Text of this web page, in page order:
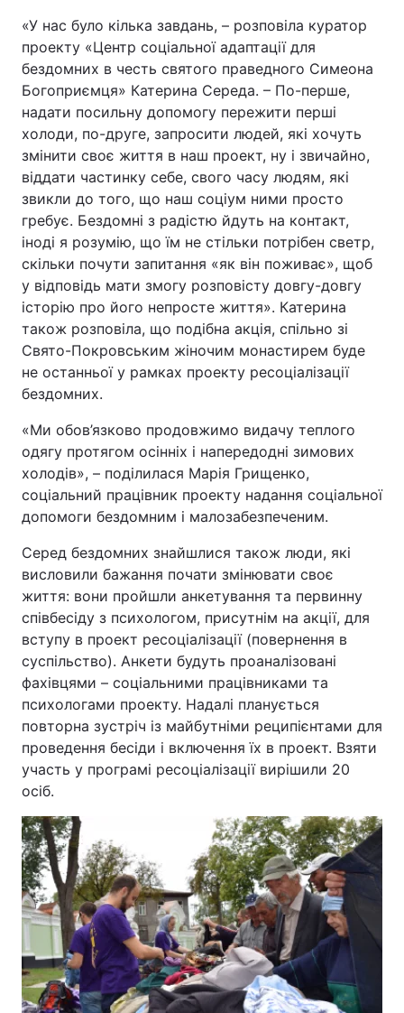
«У нас було кілька завдань, – розповіла куратор
проекту «Центр соціальної адаптації для
бездомних в честь святого праведного Симеона
Богоприємця» Катерина Середа. – По-перше,
надати посильну допомогу пережити перші
холоди, по-друге, запросити людей, які хочуть
змінити своє життя в наш проект, ну і звичайно,
віддати частинку себе, свого часу людям, які
звикли до того, що наш соціум ними просто
гребує. Бездомні з радістю йдуть на контакт,
іноді я розумію, що їм не стільки потрібен светр,
скільки почути запитання «як він поживає», щоб
у відповідь мати змогу розповісту довгу-довгу
історію про його непросте життя». Катерина
також розповіла, що подібна акція, спільно зі
Свято-Покровським жіночим монастирем буде
не останньої у рамках проекту ресоціалізації
бездомних.
«Ми обов’язково продовжимо видачу теплого
одягу протягом осінніх і напередодні зимових
холодів», – поділилася Марія Грищенко,
соціальний працівник проекту надання соціальної
допомоги бездомним і малозабезпеченим.
Серед бездомних знайшлися також люди, які
висловили бажання почати змінювати своє
життя: вони пройшли анкетування та первинну
співбесіду з психологом, присутнім на акції, для
вступу в проект ресоціалізації (повернення в
суспільство). Анкети будуть проаналізовані
фахівцями – соціальними працівниками та
психологами проекту. Надалі планується
повторна зустріч із майбутніми реципієнтами для
проведення бесіди і включення їх в проект. Взяти
участь у програмі ресоціалізації вирішили 20
осіб.